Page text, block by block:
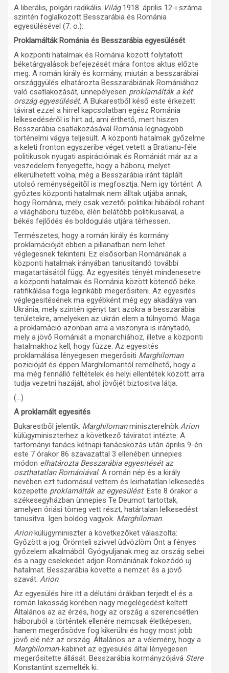
A liberális, polgári radikális Világ1918. április 12-i száma
szintén foglalkozott Besszarábia és Románia
egyesülésével (7. o.):
Proklamálták Románia és Besszarábia egyesülését
A központi hatalmak és Románia között folytatott
béketárgyalások befejezését mára fontos aktus előzte
meg. A román király és kormány, miután a besszarábiai
országgyülés elhatározta Besszarábiának Romániához
való csatlakozását, ünnepélyesen proklamálták a két
ország egyesülését. A Bukarestből késő este érkezett
távirat ezzel a hirrel kapcsolatban egész Románia
lelkesedéséről is hirt ad, ami érthető, mert hiszen
Besszarábia csatlakozásával Románia legnagyobb
történelmi vágya teljesült. A központi hatalmak győzelme
a keleti fronton egyszeribe véget vetett a Bratianu-féle
politikusok nyugati aspirációinak és Romániát már az a
veszedelem fenyegette, hogy a háboru, melyet
elkerülhetett volna, még a Besszarábia iránt táplált
utolsó reménységeitől is megfosztja. Nem igy történt. A
győztes központi hatalmak nem álltak utjába annak,
hogy Románia, mely csak vezetői politikai hibáiból rohant
a világháboru tüzébe, élén belátóbb politikusaival, a
békés fejlődés és boldogulás utjára térhessen.
Természetes, hogy a román király és kormány
proklamációját ebben a pillanatban nem lehet
véglegesnek tekinteni. Ez elsősorban Romániának a
központi hatalmak irányában tanusitandó további
magatartásától függ. Az egyesités tényét mindenesetre
a központi hatalmak és Románia között kötendő béke
ratifikálása fogja leginkább megerősiteni. Az egyesités
véglegesitésének ma egyébként még egy akadálya van:
Ukránia, mely szintén igényt tart azokra a besszarábiai
területekre, amelyeken az ukrán elem a túlnyomó. Maga
a proklamáció azonban arra a viszonyra is iránytadó,
mely a jövő Romániát a monarchiához, illetve a központi
hatalmakhoz kell, hogy füzze. Az egyesités
proklamálása lényegesen megerősiti Marghiloman
pozicióját és éppen Marghilomantól remélhető, hogy a
ma még fennálló feltételek és helyi ellentétek között arra
tudja vezetni hazáját, ahol jövőjét biztositva látja.
(…)
A proklamált egyesités
Bukarestből jelentik: Marghilomanminiszterelnök Arion
külügyminiszterhez a következő táviratot intézte: A
tartományi tanács kétnapi tanácskozás után április 9-én
este 7 órakor 86 szavazattal 3 ellenében ünnepies
módon elhatározta Besszarábia egyesitését az
oszthatatlan Romániával. A román nép és a király
nevében ezt tudomásul vettem és leirhatatlan lelkesedés
közepette proklamálták az egyesülést. Este 8 órakor a
székesegyházban ünnepies Te Deumot tartottak,
amelyen óriási tömeg vett részt, határtalan lelkesedést
tanusitva. Igen boldog vagyok. Marghiloman.
Arionkülügyminiszter a következőket válaszolta:
Győzött a jog. Örömteli szivvel üdvözlöm Önt a fényes
győzelem alkalmából. Gyógyuljanak meg az ország sebei
és a nagy cselekedet adjon Romániának fokozódó uj
hatalmat. Besszarábia követte a nemzet és a jövő
szavát. Arion.
Az egyesülés hire itt a délutáni órákban terjedt el és a
román lakosság körében nagy megelégedést keltett.
Általános az az érzés, hogy az ország a szerencsétlen
háboruból a történtek ellenére nemcsak életképesen,
hanem megerősödve fog kikerülni és hogy most jobb
jövő elé néz az ország. Általános az a vélemény, hogy a
Marghiloman-kabinet az egyesülés által lényegesen
megerősitette állását. Besszarábia kormányzójává Stere
Konstantint szemelték ki.